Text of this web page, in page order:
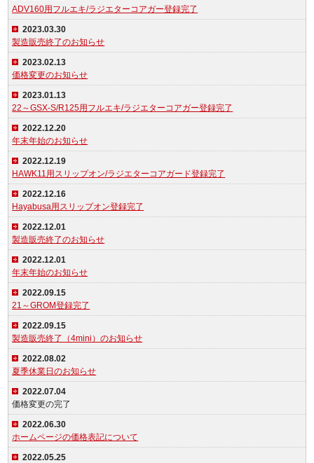
ADV160用フルエキ/ラジエターコアガー登録完了
2023.03.30
製造販売終了のお知らせ
2023.02.13
価格変更のお知らせ
2023.01.13
22～GSX-S/R125用フルエキ/ラジエターコアガー登録完了
2022.12.20
年末年始のお知らせ
2022.12.19
HAWK11用スリップオン/ラジエターコアガード登録完了
2022.12.16
Hayabusa用スリップオン登録完了
2022.12.01
製造販売終了のお知らせ
2022.12.01
年末年始のお知らせ
2022.09.15
21～GROM登録完了
2022.09.15
製造販売終了（4mini）のお知らせ
2022.08.02
夏季休業日のお知らせ
2022.07.04
価格変更の完了
2022.06.30
ホームページの価格表記について
2022.05.25